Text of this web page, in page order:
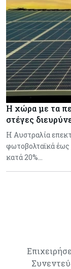
Η χώρα με τα
στέγες
Η Αυστραλία
φωτοβολταϊκά
κατά 20%…